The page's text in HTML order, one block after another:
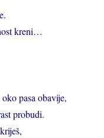
kreni…
pasa obavije,
probudi.